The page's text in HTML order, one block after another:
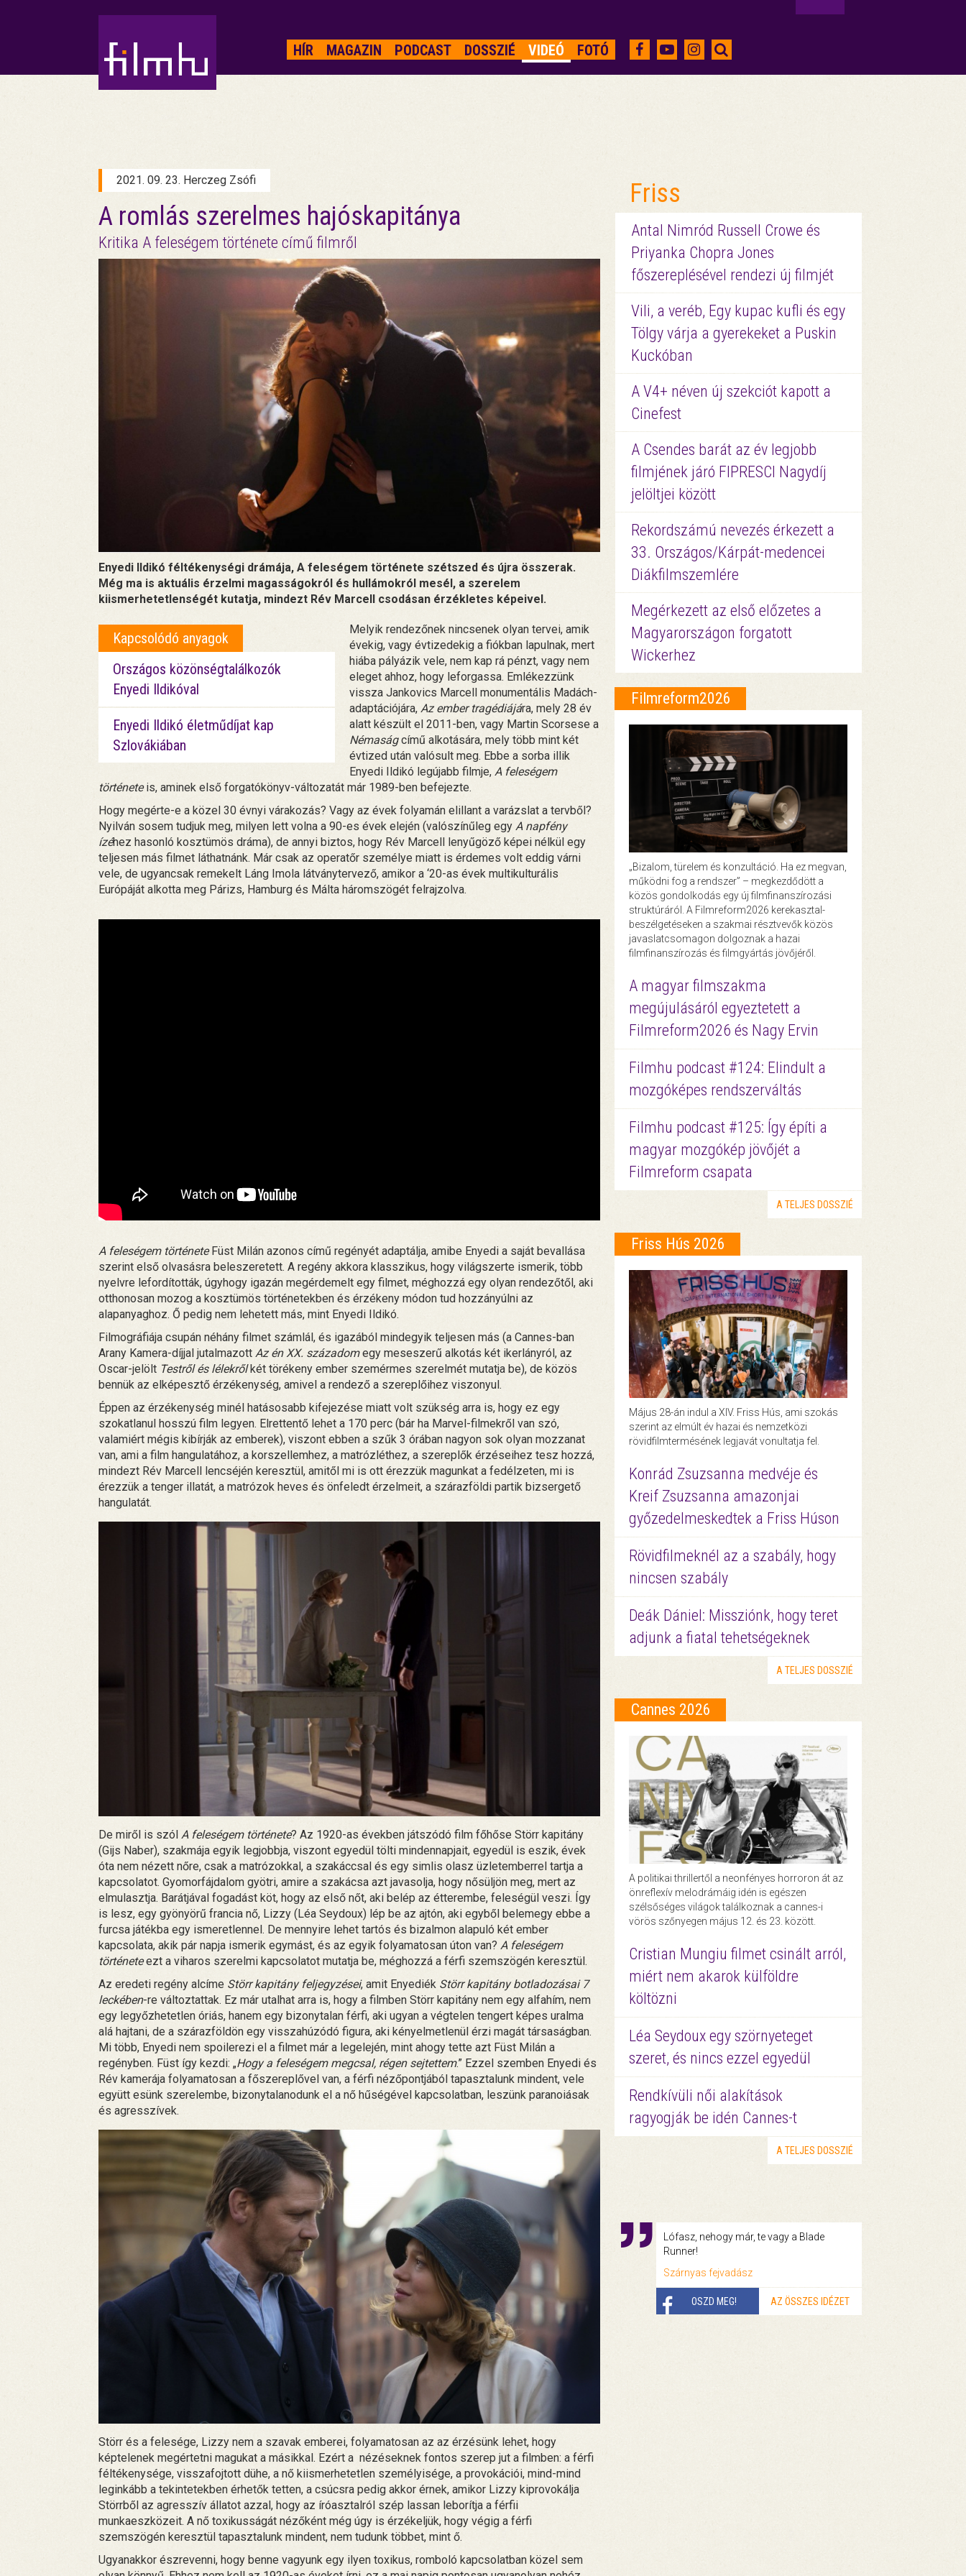
HÍR MAGAZIN PODCAST DOSSZIÉ VIDEÓ FOTÓ
2021. 09. 23. Herczeg Zsófi
A romlás szerelmes hajóskapitánya
Kritika A feleségem története című filmről
Enyedi Ildikó féltékenységi drámája, A feleségem története szétszed és újra összerak.
Még ma is aktuális érzelmi magasságokról és hullámokról mesél, a szerelem
kiismerhetetlenségét kutatja, mindezt Rév Marcell csodásan érzékletes képeivel.
Kapcsolódó anyagok
Országos közönségtalálkozók
Enyedi Ildikóval
Enyedi Ildikó életműdíjat kap
Szlovákiában
Melyik rendezőnek nincsenek olyan tervei, amik
évekig, vagy évtizedekig a fiókban lapulnak, mert
hiába pályázik vele, nem kap rá pénzt, vagy nem
eleget ahhoz, hogy leforgassa. Emlékezzünk
vissza Jankovics Marcell monumentális Madách-
adaptációjára,Az ember tragédiájára, mely 28 év
alatt készült el 2011-ben, vagy Martin Scorsese a
Némaságcímű alkotására, mely több mint két
évtized után valósult meg. Ebbe a sorba illik
Enyedi Ildikó legújabb filmje,A feleségem
történeteis, aminek első forgatókönyv-változatát már 1989-ben befejezte.
Hogy megérte-e a közel 30 évnyi várakozás? Vagy az évek folyamán elillant a varázslat a tervből?
Nyilván sosem tudjuk meg, milyen lett volna a 90-es évek elején (valószínűleg egy A napfény
ízéhez hasonló kosztümös dráma), de annyi biztos, hogy Rév Marcell lenyűgöző képei nélkül egy
teljesen más filmet láthatnánk. Már csak az operatőr személye miatt is érdemes volt eddig várni
vele, de ugyancsak remekelt Láng Imola látványtervező, amikor a ‘20-as évek multikulturális
Európáját alkotta meg Párizs, Hamburg és Málta háromszögét felrajzolva.
A feleségem történeteFüst Milán azonos című regényét adaptálja, amibe Enyedi a saját bevallása
szerint első olvasásra beleszeretett. A regény akkora klasszikus, hogy világszerte ismerik, több
nyelvre lefordították, úgyhogy igazán megérdemelt egy filmet, méghozzá egy olyan rendezőtől, aki
otthonosan mozog a kosztümös történetekben és érzékeny módon tud hozzányúlni az
alapanyaghoz. Ő pedig nem lehetett más, mint Enyedi Ildikó.
Filmográfiája csupán néhány filmet számlál, és igazából mindegyik teljesen más (a Cannes-ban
Arany Kamera-díjjal jutalmazott Az én XX. századomegy meseszerű alkotás két ikerlányról, az
Oscar-jelölt Testről és lélekrőlkét törékeny ember szemérmes szerelmét mutatja be), de közös
bennük az elképesztő érzékenység, amivel a rendező a szereplőihez viszonyul.
Éppen az érzékenység minél hatásosabb kifejezése miatt volt szükség arra is, hogy ez egy
szokatlanul hosszú film legyen. Elrettentő lehet a 170 perc (bár ha Marvel-filmekről van szó,
valamiért mégis kibírják az emberek), viszont ebben a szűk 3 órában nagyon sok olyan mozzanat
van, ami a film hangulatához, a korszellemhez, a matrózléthez, a szereplők érzéseihez tesz hozzá,
mindezt Rév Marcell lencséjén keresztül, amitől mi is ott érezzük magunkat a fedélzeten, mi is
érezzük a tenger illatát, a matrózok heves és önfeledt érzelmeit, a szárazföldi partik bizsergető
hangulatát.
De miről is szól A feleségem története? Az 1920-as években játszódó film főhőse Störr kapitány
(Gijs Naber), szakmája egyik legjobbja, viszont egyedül tölti mindennapjait, egyedül is eszik, évek
óta nem nézett nőre, csak a matrózokkal, a szakáccsal és egy simlis olasz üzletemberrel tartja a
kapcsolatot. Gyomorfájdalom gyötri, amire a szakácsa azt javasolja, hogy nősüljön meg, mert az
elmulasztja. Barátjával fogadást köt, hogy az első nőt, aki belép az étterembe, feleségül veszi. Így
is lesz, egy gyönyörű francia nő, Lizzy (Léa Seydoux) lép be az ajtón, aki egyből belemegy ebbe a
furcsa játékba egy ismeretlennel. De mennyire lehet tartós és bizalmon alapuló két ember
kapcsolata, akik pár napja ismerik egymást, és az egyik folyamatosan úton van? A feleségem
történeteezt a viharos szerelmi kapcsolatot mutatja be, méghozzá a férfi szemszögén keresztül.
Az eredeti regény alcíme Störr kapitány feljegyzései, amit Enyediék Störr kapitány botladozásai 7
leckében-re változtattak. Ez már utalhat arra is, hogy a filmben Störr kapitány nem egy alfahím, nem
egy legyőzhetetlen óriás, hanem egy bizonytalan férfi, aki ugyan a végtelen tengert képes uralma
alá hajtani, de a szárazföldön egy visszahúzódó figura, aki kényelmetlenül érzi magát társaságban.
Mi több, Enyedi nem spoilerezi el a filmet már a legelején, mint ahogy tette azt Füst Milán a
regényben. Füst így kezdi: „Hogy a feleségem megcsal, régen sejtettem.” Ezzel szemben Enyedi és
Rév kamerája folyamatosan a főszereplővel van, a férfi nézőpontjából tapasztalunk mindent, vele
együtt esünk szerelembe, bizonytalanodunk el a nő hűségével kapcsolatban, leszünk paranoiásak
és agresszívek.
Störr és a felesége, Lizzy nem a szavak emberei, folyamatosan az az érzésünk lehet, hogy
képtelenek megértetni magukat a másikkal. Ezért a nézéseknek fontos szerep jut a filmben: a férfi
féltékenysége, visszafojtott dühe, a nő kiismerhetetlen személyisége, a provokációi, mind-mind
leginkább a tekintetekben érhetők tetten, a csúcsra pedig akkor érnek, amikor Lizzy kiprovokálja
Störrből az agresszív állatot azzal, hogy az íróasztalról szép lassan leborítja a férfii
munkaeszközeit. A nő toxikusságát nézőként még úgy is érzékeljük, hogy végig a férfi
szemszögén keresztül tapasztalunk mindent, nem tudunk többet, mint ő.
Ugyanakkor észrevenni, hogy benne vagyunk egy ilyen toxikus, romboló kapcsolatban közel sem
Friss
Antal Nimród Russell Crowe és
Priyanka Chopra Jones
főszereplésével rendezi új filmjét
Vili, a veréb, Egy kupac kufli és egy
Tölgy várja a gyerekeket a Puskin
Kuckóban
A V4+ néven új szekciót kapott a
Cinefest
A Csendes barát az év legjobb
filmjének járó FIPRESCI Nagydíj
jelöltjei között
Rekordszámú nevezés érkezett a
33. Országos/Kárpát-medencei
Diákfilmszemlére
Megérkezett az első előzetes a
Magyarországon forgatott
Wickerhez
Filmreform2026
„Bizalom, türelem és konzultáció. Ha ez megvan,
működni fog a rendszer” – megkezdődött a
közös gondolkodás egy új filmfinanszírozási
struktúráról. A Filmreform2026 kerekasztal-
beszélgetéseken a szakmai résztvevők közös
javaslatcsomagon dolgoznak a hazai
filmfinanszírozás és filmgyártás jövőjéről.
A magyar filmszakma
megújulásáról egyeztetett a
Filmreform2026 és Nagy Ervin
Filmhu podcast #124: Elindult a
mozgóképes rendszerváltás
Filmhu podcast #125: Így építi a
magyar mozgókép jövőjét a
Filmreform csapata
A TELJES DOSSZIÉ
Friss Hús 2026
Május 28-án indul a XIV. Friss Hús, ami szokás
szerint az elmúlt év hazai és nemzetközi
rövidfilmtermésének legjavát vonultatja fel.
Konrád Zsuzsanna medvéje és
Kreif Zsuzsanna amazonjai
győzedelmeskedtek a Friss Húson
Rövidfilmeknél az a szabály, hogy
nincsen szabály
Deák Dániel: Missziónk, hogy teret
adjunk a fiatal tehetségeknek
A TELJES DOSSZIÉ
Cannes 2026
A politikai thrillertől a neonfényes horroron át az
önreflexív melodrámáig idén is egészen
szélsőséges világok találkoznak a cannes-i
vörös szőnyegen május 12. és 23. között.
Cristian Mungiu filmet csinált arról,
miért nem akarok külföldre
költözni
Léa Seydoux egy szörnyeteget
szeret, és nincs ezzel egyedül
Rendkívüli női alakítások
ragyogják be idén Cannes-t
A TELJES DOSSZIÉ
Lófasz, nehogy már, te vagy a Blade
Runner!
Szárnyas fejvadász
OSZD MEG! AZ ÖSSZES IDÉZET